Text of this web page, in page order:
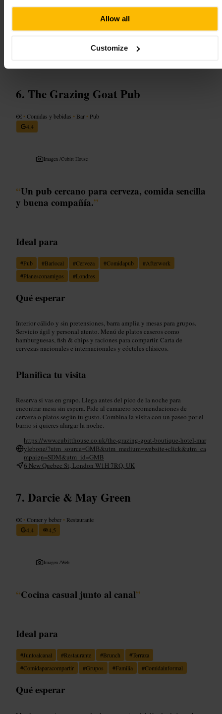
Allow all
Customize
barra para ver la actividad y pedir al momento. Pide recomendaciones
al personal, suelen conocer bien las opciones del día. Vete vestido
http://www.thelarrik.com/
The Grazing Goat Pub
€€ •Comidas y bebidas • Bar • Pub
4,4
Imagen /Cubitt House
“Un pub cercano para cerveza, comida sencilla
y buena compañía.”
Ideal para
#Pub #Barlocal #Cerveza #Comidapub #Afterwork
#Planesconamigos #Londres
Qué esperar
Interior cálido y sin pretensiones, barra amplia y mesas para grupos.
Servicio ágil y personal atento. Menú de platos caseros como
hamburguesas, fish & chips y raciones para compartir. Carta de
cervezas nacionales e internacionales y cócteles clásicos.
Planifica tu visita
Reserva si vas en grupo. Llega antes del pico de la noche para
encontrar mesa sin espera. Pide al camarero recomendaciones de
cerveza o platos según tu gusto. Combina la visita con un paseo por el
barrio si quieres alargar la noche.
https://www.cubitthouse.co.uk/the-grazing-goat-boutique-hotel-mar
ylebone/?utm_source=GMB&utm_medium=website+click&utm_ca
mpaign=SDM&utm_id=GMB
6 New Quebec St, London W1H 7RQ, UK
Darcie & May Green
€€ •Comer y beber • Restaurante
4,4
4,5
Imagen /Web
“Cocina casual junto al canal”
Ideal para
#Juntoalcanal #Restaurante #Brunch #Terraza
#Comidaparacompartir #Grupos #Familia #Comidainformal
Qué esperar